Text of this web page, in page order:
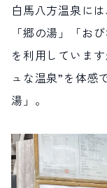
白馬八方温泉に
「郷の湯」「お
を利用していま
ュな温泉”を体感
湯」。